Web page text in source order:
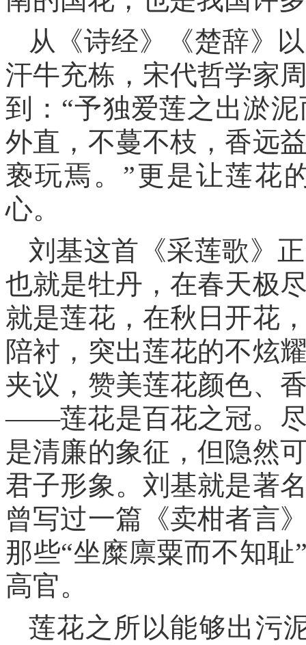
从《诗经》《楚辞》
汗牛充栋，宋代哲学家
到：“予独爱莲之出淤
外直，不蔓不枝，香远
亵玩焉。”更是让莲花
心。
刘基这首《采莲歌》
也就是牡丹，在春天极
就是莲花，在秋日开花
陪衬，突出莲花的不炫
夹议，赞美莲花颜色、
——莲花是百花之冠。
是清廉的象征，但隐然
君子形象。刘基就是著
曾写过一篇《卖柑者言
那些“坐糜廪粟而不知耻
高官。
莲花之所以能够出污